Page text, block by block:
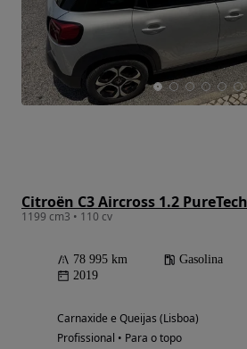
Citroën C3 Aircross 1.2
1199 cm3 • 110 cv
78 995 km Gasolina
2019
Carnaxide e Queijas (Lisboa)
Profissional • Para o topo